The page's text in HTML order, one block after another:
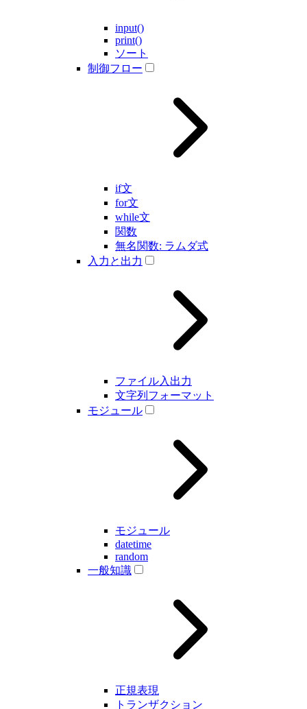
input()
print()
ソート
制御フロー
if文
for文
while文
関数
無名関数: ラムダ式
入力と出力
ファイル入出力
文字列フォーマット
モジュール
モジュール
datetime
random
一般知識
正規表現
トランザクション